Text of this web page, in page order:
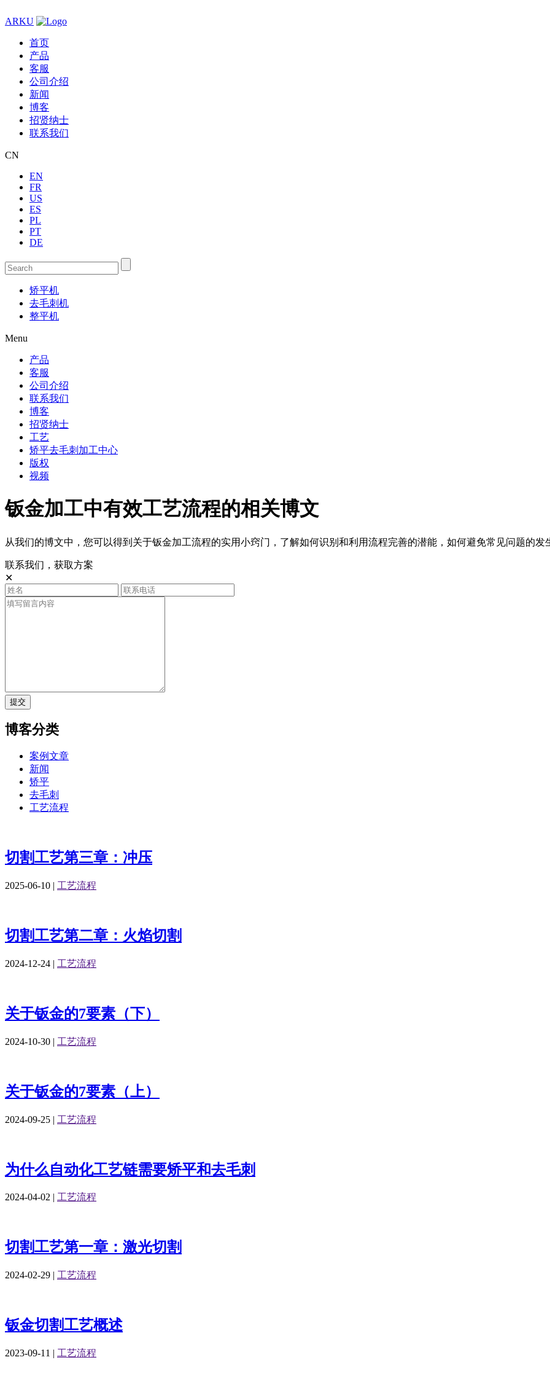
ARKU
首页
产品
客服
公司介绍
新闻
博客
招贤纳士
联系我们
CN
EN
FR
US
ES
PL
PT
DE
矫平机
去毛刺机
整平机
Menu
产品
客服
公司介绍
联系我们
博客
招贤纳士
工艺
矫平去毛刺加工中心
版权
视频
钣金加工中有效工艺流程的相关博文
从我们的博文中，您可以得到关于钣金加工流程的实用小窍门，了解如何识别和利用流程完善的潜能，如何避免常见问题的发
联系我们，获取方案
✕
提交
博客分类
案例文章
新闻
矫平
去毛刺
工艺流程
切割工艺第三章：冲压
2025-06-10 | 工艺流程
切割工艺第二章：火焰切割
2024-12-24 | 工艺流程
关于钣金的7要素（下）
2024-10-30 | 工艺流程
关于钣金的7要素（上）
2024-09-25 | 工艺流程
为什么自动化工艺链需要矫平和去毛刺
2024-04-02 | 工艺流程
切割工艺第一章：激光切割
2024-02-29 | 工艺流程
钣金切割工艺概述
2023-09-11 | 工艺流程